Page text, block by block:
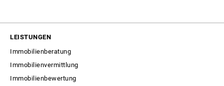
LEISTUNGEN
Immobilienberatung
Immobilienvermittlung
Immobilienbewertung